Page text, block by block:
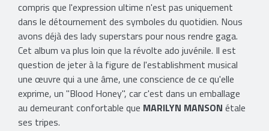
compris que l'expression ultime n'est pas uniquement
dans le détournement des symboles du quotidien. Nous
avons déjà des lady superstars pour nous rendre gaga.
Cet album va plus loin que la révolte ado juvénile. Il est
question de jeter à la figure de l'establishment musical
une œuvre qui a une âme, une conscience de ce qu'elle
exprime, un "Blood Honey", car c'est dans un emballage
au demeurant confortable que MARILYN MANSON étale
ses tripes.